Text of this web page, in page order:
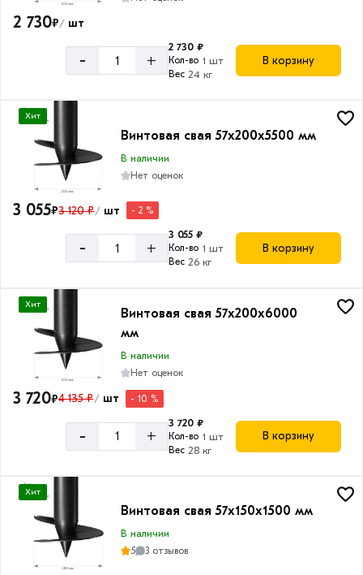
2 730₽/ шт
- +
2 730 ₽
Кол-во 1 шт
Вес 24 кг
В корзину
Хит
Винтовая свая 57х200х5500 мм
В наличии
Нет оценок
3 055₽3 120 ₽/ шт - 2 %
- +
3 055 ₽
Кол-во 1 шт
Вес 26 кг
В корзину
Хит
Винтовая свая 57х200х6000
мм
В наличии
Нет оценок
3 720₽4 135 ₽/ шт - 10 %
- +
3 720 ₽
Кол-во 1 шт
Вес 28 кг
В корзину
Хит
Винтовая свая 57х150х1500 мм
В наличии
5
3 отзывов